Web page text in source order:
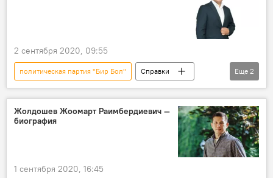
2 сентября 2020, 09:55
политическая партия "Бир Бол"
Справки
Советбек Рустамбек уулу
биография
Еще 2
Жолдошев Жоомарт Раимбердиевич —
биография
1 сентября 2020, 16:45